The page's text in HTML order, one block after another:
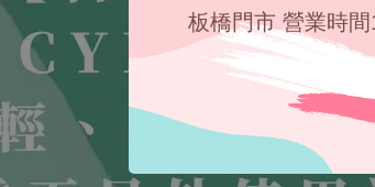
板橋門市 營業時